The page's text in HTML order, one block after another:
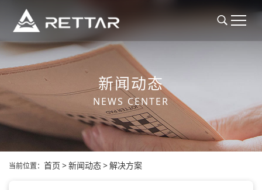
新闻动态
NEWS CENTER
当前位置： 首页 >新闻动态>解决方案